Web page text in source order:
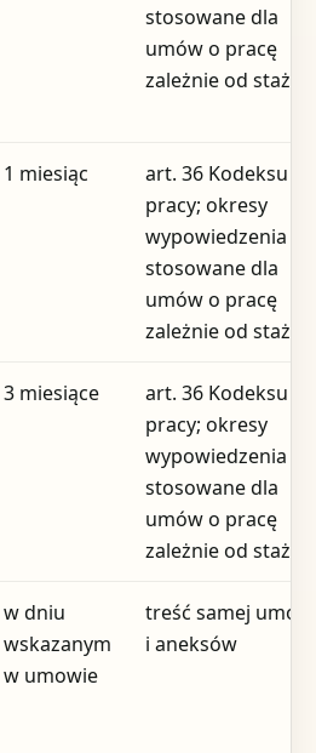
stosowane dla
umów o pracę
zależnie od stażu
1 miesiąc
art. 36 Kodeksu
pracy; okresy
wypowiedzenia
stosowane dla
umów o pracę
zależnie od stażu
3 miesiące
art. 36 Kodeksu
pracy; okresy
wypowiedzenia
stosowane dla
umów o pracę
zależnie od stażu
w dniu
wskazanym
w umowie
treść samej
i aneksów